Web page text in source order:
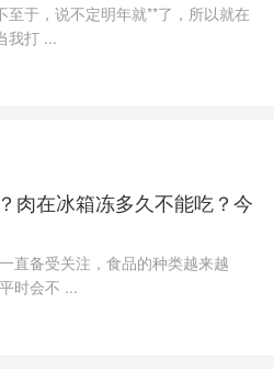
于，说不定明年就**了，所以就在
我打 ...
肉在冰箱冻多久不能吃？今
直备受关注，食品的种类越来越
时会不 ...